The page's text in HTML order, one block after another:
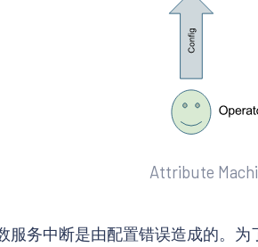
Attribute
务中断是由配置错误造成的。